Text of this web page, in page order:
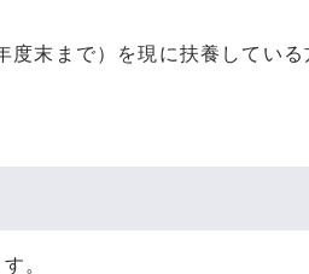
末まで）を現に扶養している
。